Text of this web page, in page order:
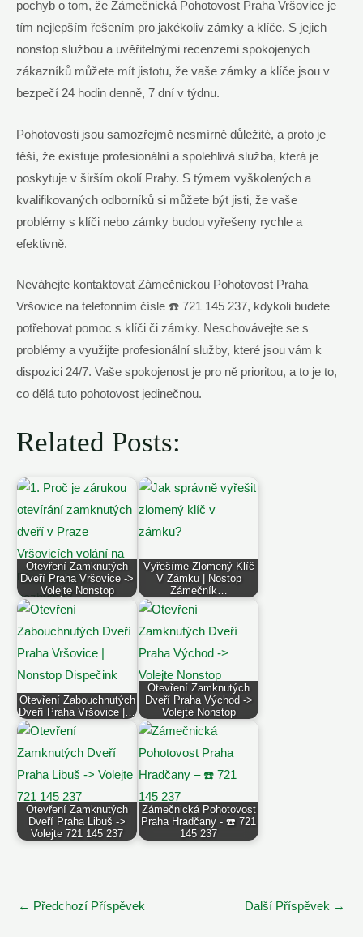
pochyb o tom, že Zámečnická ‍Pohotovost ⁢Praha Vršovice je
‍tím nejlepším řešením pro jakékoliv zámky⁣ a klíče. S jejich
⁤nonstop službou a uvěřitelnými recenzemi spokojených
zákazníků můžete mít ‍jistotu, že vaše ⁣zámky a⁤ klíče‍ jsou v
bezpečí 24 hodin ⁣denně, 7 dní v ​týdnu.
Pohotovosti jsou samozřejmě⁤ nesmírně důležité, ‍a proto⁤ je
‍těší, že existuje ⁣profesionální ⁤a spolehlivá​ služba, která je
poskytuje ‍v širším okolí Prahy. S týmem vyškolených a​
kvalifikovaných odborníků si můžete být jisti, že vaše
⁣problémy s klíči ‍nebo zámky budou vyřešeny rychle a
efektivně.
Neváhejte kontaktovat ‌Zámečnickou Pohotovost Praha‍
Vršovice ‌na telefonním čísle ☎️ 721 145 237,⁢ kdykoli budete
‌potřebovat⁣ pomoc‌ s klíči⁣ či zámky. Neschovávejte ​se s
problémy a využijte profesionální služby, které jsou vám k
dispozici 24/7. Vaše ​spokojenost je⁢ pro⁢ ně prioritou,‍ a​ to je to,
co dělá​ tuto pohotovost jedinečnou.
Related Posts:
Otevření Zamknutých
Dveří Praha Vršovice ->
Volejte Nonstop
Vyřešíme Zlomený Klíč
V Zámku | Nostop
Zámečník…
Otevření Zabouchnutých
Dveří Praha Vršovice |…
Otevření Zamknutých
Dveří Praha Východ ->
Volejte Nonstop
Otevření Zamknutých
Dveří Praha Libuš ->
Volejte 721 145 237
Zámečnická Pohotovost
Praha Hradčany - ☎️ 721
145 237
Post
← Předchozí Příspěvek Další Příspěvek →